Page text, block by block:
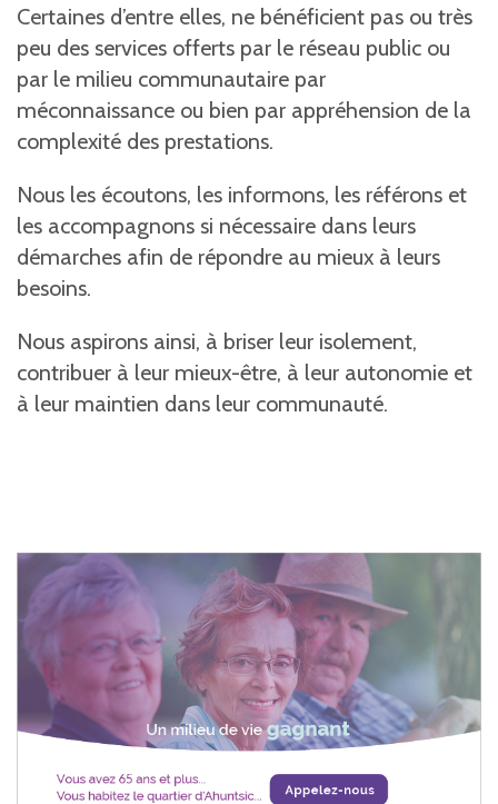
Certaines d’entre elles, ne bénéficient pas ou très
peu des services offerts par le réseau public ou
par le milieu communautaire par
méconnaissance ou bien par appréhension de la
complexité des prestations.
Nous les écoutons, les informons, les référons et
les accompagnons si nécessaire dans leurs
démarches afin de répondre au mieux à leurs
besoins.
Nous aspirons ainsi, à briser leur isolement,
contribuer à leur mieux-être, à leur autonomie et
à leur maintien dans leur communauté.